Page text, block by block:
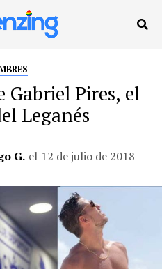
Gabriel Pires, el
Leganés
G. el 12 de julio de 2018